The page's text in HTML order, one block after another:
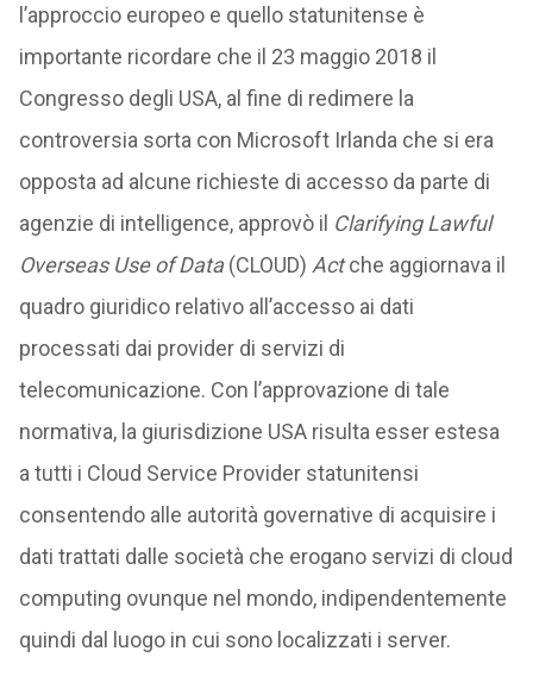
l’approccio europeo e quello statunitense è
importante ricordare che il 23 maggio 2018 il
Congresso degli USA, al fine di redimere la
controversia sorta con Microsoft Irlanda che si era
opposta ad alcune richieste di accesso da parte di
agenzie di intelligence, approvò il Clarifying Lawful
Overseas Use of Data(CLOUD) Actche aggiornava il
quadro giuridico relativo all’accesso ai dati
processati dai provider di servizi di
telecomunicazione. Con l’approvazione di tale
normativa, la giurisdizione USA risulta esser estesa
a tutti i Cloud Service Provider statunitensi
consentendo alle autorità governative di acquisire i
dati trattati dalle società che erogano servizi di cloud
computing ovunque nel mondo, indipendentemente
quindi dal luogo in cui sono localizzati i server.